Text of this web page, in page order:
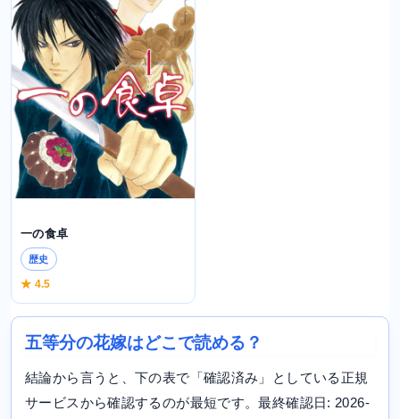
一の食卓
歴史
★ 4.5
五等分の花嫁はどこで読める？
結論から言うと、下の表で「確認済み」としている正規
サービスから確認するのが最短です。最終確認日: 2026-